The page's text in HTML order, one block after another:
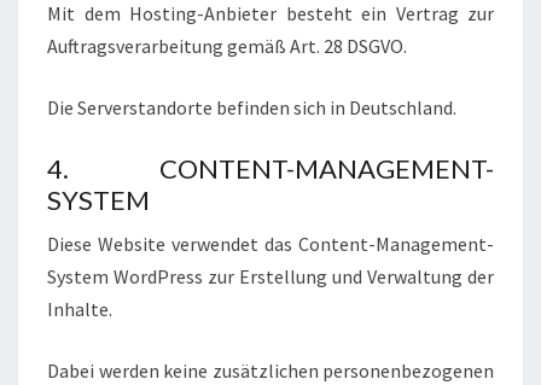
Mit dem Hosting-Anbieter besteht ein Vertrag zur
Auftragsverarbeitung gemäß Art. 28 DSGVO.
Die Serverstandorte befinden sich in Deutschland.
4. CONTENT-MANAGEMENT-
SYSTEM
Diese Website verwendet das Content-Management-
System WordPress zur Erstellung und Verwaltung der
Inhalte.
Dabei werden keine zusätzlichen personenbezogenen